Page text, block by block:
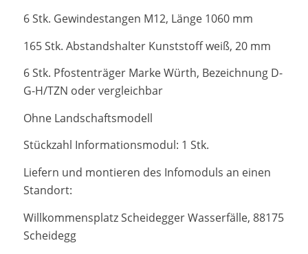
6 Stk. Gewindestangen M12, Länge 1060 mm
165 Stk. Abstandshalter Kunststoff weiß, 20 mm
6 Stk. Pfostenträger Marke Würth, Bezeichnung D-
G-H/TZN oder vergleichbar
Ohne Landschaftsmodell
Stückzahl Informationsmodul: 1 Stk.
Liefern und montieren des Infomoduls an einen
Standort:
Willkommensplatz Scheidegger Wasserfälle, 88175
Scheidegg